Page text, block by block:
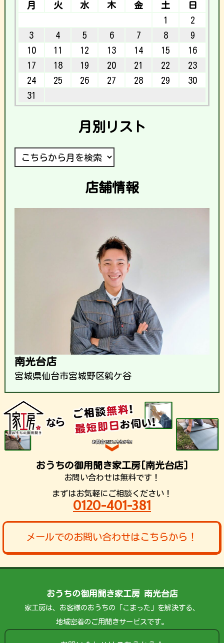
月 火 水 木 金 土
日
1
2
3
4 5 6 7 8
9
10
11 12 13 14 15
16
17
18 19 20 21 22
23
24
25 26 27 28 29
30
31
月別リスト
店舗情報
南光台店
宮城県仙台市宮城野区鶴ケ谷
おうちの御用聞き家工房[南光台店]
お問い合わせは無料です！
まずはお気軽にご相談ください！
0120-401-381
メールでのお問い合わせはこちらから！
おうちの御用聞き家工房 南光台店
家工房は、お客様のおうちの「こまった」を解決する、
地域密着のご用聞きサービスです。